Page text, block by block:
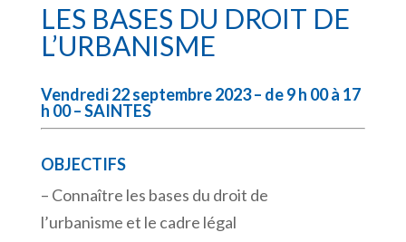
LES BASES DU DROIT DE
L’URBANISME
Vendredi 22 septembre 2023 – de 9 h 00 à 17
h 00 – SAINTES
OBJECTIFS
– Connaître les bases du droit de
l’urbanisme et le cadre légal